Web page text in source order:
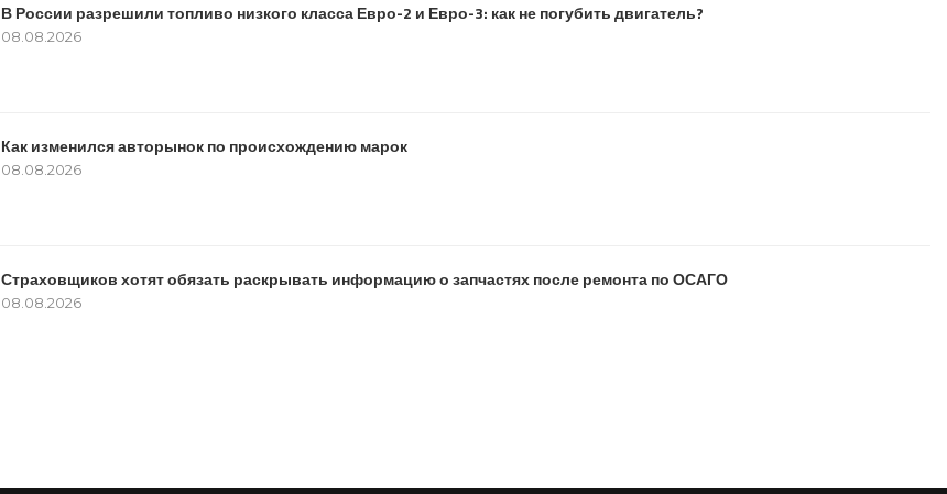
В России разрешили топливо низкого класса Евро-2 и Евро-3: как не погубить двигатель?
08.08.2026
Как изменился авторынок по происхождению марок
08.08.2026
Страховщиков хотят обязать раскрывать информацию о запчастях после ремонта по ОСАГО
08.08.2026